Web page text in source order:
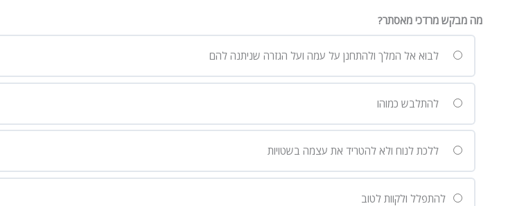
מה מבקש מרדכי מאסתר?
לבוא אל המלך ולהתחנן על עמה ועל הגזרה שניתנה להם
להתלבש כמוהו
ללכת לנוח ולא להטריד את עצמה בשטויות
להתפלל ולקוות לטוב